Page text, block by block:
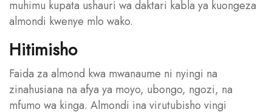
muhimu kupata ushauri wa daktari kabla ya kuongeza
almondi kwenye mlo wako.
Hitimisho
Faida za almond kwa mwanaume ni nyingi na
zinahusiana na afya ya moyo, ubongo, ngozi, na
mfumo wa kinga. Almondi ina virutubisho vingi